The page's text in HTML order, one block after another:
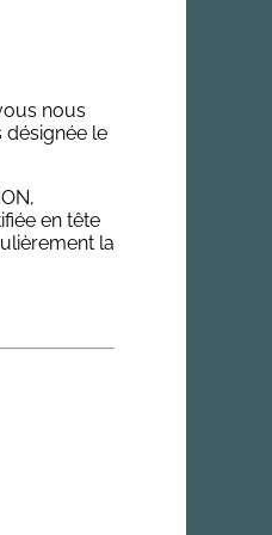
nous
désignée le
en tête
la